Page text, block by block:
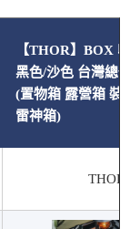
【THOR】BOX 收
黑色/沙色 台灣總代
(置物箱 露營箱 裝
雷神箱)
THOR